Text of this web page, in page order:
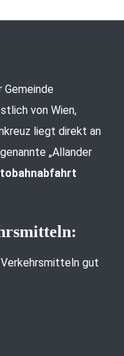
von Wien,
liegt direkt an
„Allander
gut